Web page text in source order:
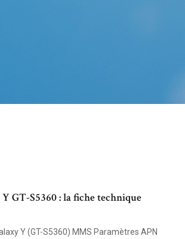
GT-S5360 : la fiche technique
Y (GT-S5360) MMS Paramètres APN